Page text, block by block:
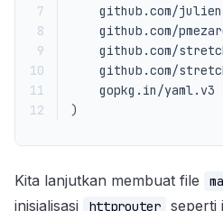
7
8
9
10
11
12
)
Kita lanjutkan membuat file
inisialisasi
httprouter seperti